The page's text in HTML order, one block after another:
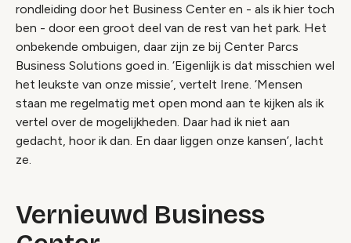
rondleiding door het Business Center en - als ik hier toch
ben - door een groot deel van de rest van het park. Het
onbekende ombuigen, daar zijn ze bij Center Parcs
Business Solutions goed in. ‘Eigenlijk is dat misschien wel
het leukste van onze missie’, vertelt Irene. ‘Mensen
staan me regelmatig met open mond aan te kijken als ik
vertel over de mogelijkheden. Daar had ik niet aan
gedacht, hoor ik dan. En daar liggen onze kansen’, lacht
ze.
Vernieuwd Business